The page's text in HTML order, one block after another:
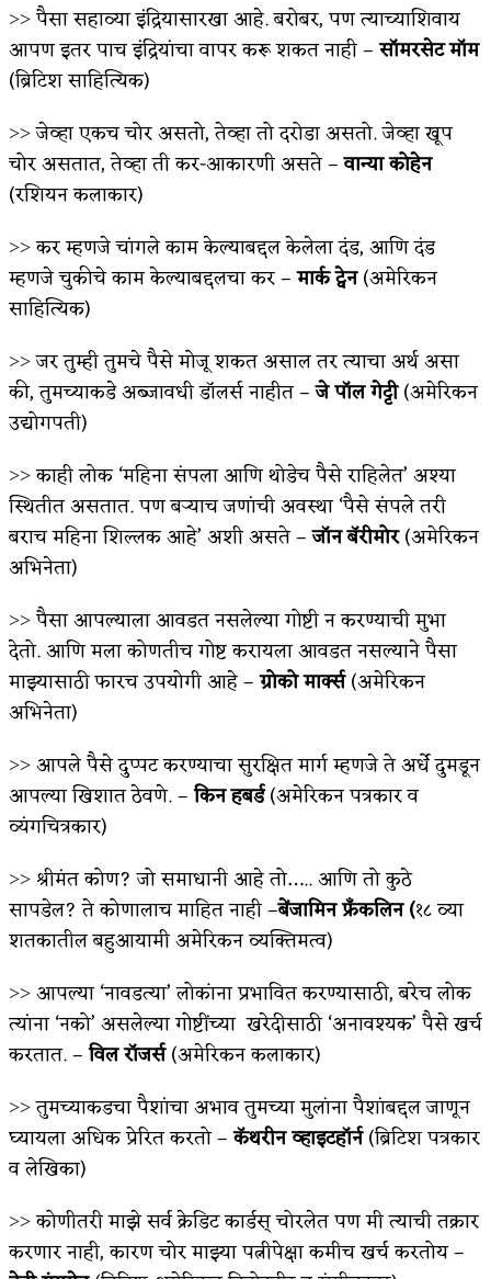
˃˃ पैसा सहाव्या इंद्रियासारखा आहे. बरोबर, पण त्याच्याशिवाय
आपण इतर पाच इंद्रियांचा वापर करू शकत नाही –सॉमरसेट मॉम
(ब्रिटिश साहित्यिक)
˃˃ जेव्हा एकच चोर असतो, तेव्हा तो दरोडा असतो. जेव्हा खूप
चोर असतात, तेव्हा ती कर-आकारणी असते –वान्या कोहेन
(रशियन कलाकार)
˃˃ कर म्हणजे चांगले काम केल्याबद्दल केलेला दंड, आणि दंड
म्हणजे चुकीचे काम केल्याबद्दलचा कर –मार्क ट्वेन(अमेरिकन
साहित्यिक)
˃˃ जर तुम्ही तुमचे पैसे मोजू शकत असाल तर त्याचा अर्थ असा
की, तुमच्याकडे अब्जावधी डॉलर्स नाहीत –जे पॉल गेट्टी(अमेरिकन
उद्योगपती)
˃˃ काही लोक ‘महिना संपला आणि थोडेच पैसे राहिलेत’ अश्या
स्थितीत असतात. पण बऱ्याच जणांची अवस्था ‘पैसे संपले तरी
बराच महिना शिल्लक आहे’ अशी असते –जॉन बॅरीमोर(अमेरिकन
अभिनेता)
˃˃ पैसा आपल्याला आवडत नसलेल्या गोष्टी न करण्याची मुभा
देतो. आणि मला कोणतीच गोष्ट करायला आवडत नसल्याने पैसा
माझ्यासाठी फारच उपयोगी आहे –ग्रोको मार्क्स(अमेरिकन
अभिनेता)
˃˃ आपले पैसे दुप्पट करण्याचा सुरक्षित मार्ग म्हणजे ते अर्धे दुमडून
आपल्या खिशात ठेवणे. –किन हबर्ड(अमेरिकन पत्रकार व
व्यंगचित्रकार)
˃˃ श्रीमंत कोण? जो समाधानी आहे तो….. आणि तो कुठे
सापडेल? ते कोणालाच माहित नाही –बेंजामिन फ्रँकलिन(१८ व्या
शतकातील बहुआयामी अमेरिकन व्यक्तिमत्व)
˃˃ आपल्या ‘नावडत्या’ लोकांना प्रभावित करण्यासाठी, बरेच लोक
त्यांना ‘नको’ असलेल्या गोष्टींच्या खरेदीसाठी ‘अनावश्यक’ पैसे खर्च
करतात. –विल रॉजर्स(अमेरिकन कलाकार)
˃˃ तुमच्याकडचा पैशांचा अभाव तुमच्या मुलांना पैशांबद्दल जाणून
घ्यायला अधिक प्रेरित करतो –कॅथरीन व्हाइटहॉर्न(ब्रिटिश पत्रकार
व लेखिका)
˃˃ कोणीतरी माझे सर्व क्रेडिट कार्डस् चोरलेत पण मी त्याची तक्रार
करणार नाही, कारण चोर माझ्या पत्नीपेक्षा कमीच खर्च करतोय –